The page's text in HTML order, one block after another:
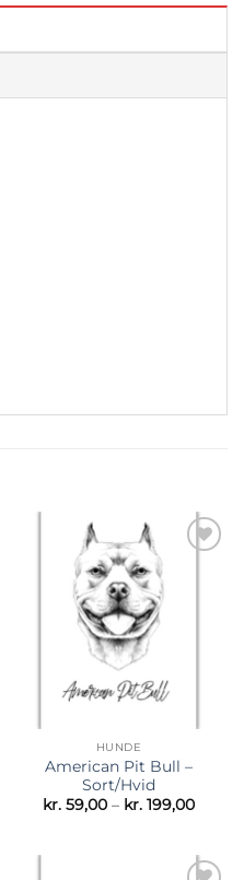
ønskeliste
HUNDE
American Pit Bull –
Sort/Hvid
kr. 59,00 – kr. 199,00